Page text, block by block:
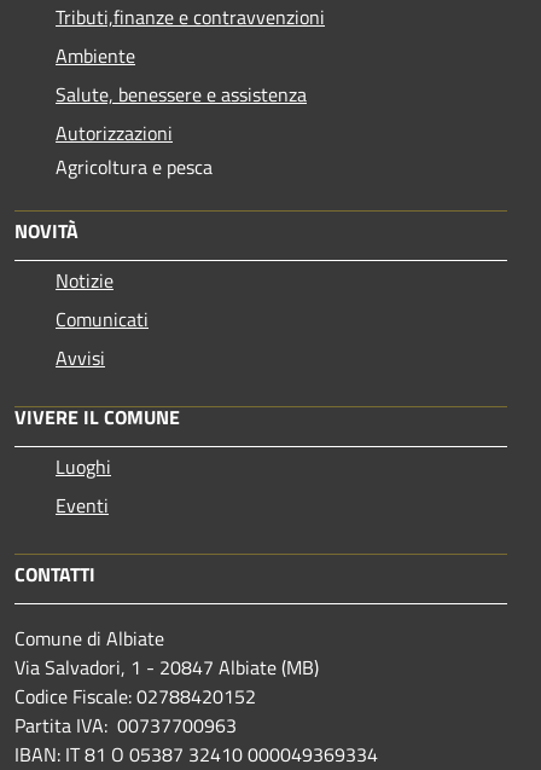
Tributi,finanze e contravvenzioni
Ambiente
Salute, benessere e assistenza
Autorizzazioni
Agricoltura e pesca
NOVITÀ
Notizie
Comunicati
Avvisi
VIVERE IL COMUNE
Luoghi
Eventi
CONTATTI
Comune di Albiate
Via Salvadori, 1 - 20847 Albiate (MB)
Codice Fiscale: 02788420152
Partita IVA: 00737700963
IBAN: IT 81 O 05387 32410 000049369334